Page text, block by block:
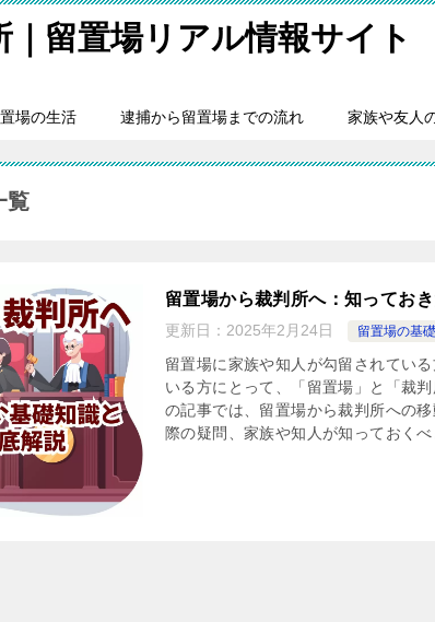
｜留置場リアル情報サイト
場の生活 逮捕から留置場までの流れ 家族や友人
覧
留置場から裁判所へ：知ってお
更新日： 2025年2月24日 留置場の基
留置場に家族や知人が勾留されてい
いる方にとって、「留置場」と「裁
の記事では、留置場から裁判所への
際の疑問、家族や知人が知っておく